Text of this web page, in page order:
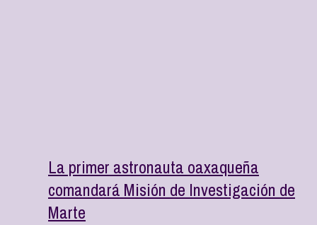
La primer astronauta oaxaqueña
comandará Misión de Investigación de
Marte